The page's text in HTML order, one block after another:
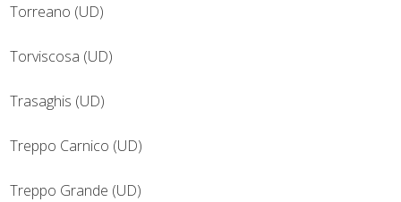
Torreano (UD)
Torviscosa (UD)
Trasaghis (UD)
Treppo Carnico (UD)
Treppo Grande (UD)